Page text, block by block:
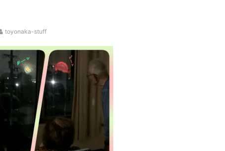
toyonaka-stuff